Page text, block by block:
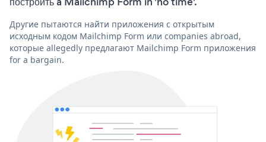
Другие пытаются найти приложения с открытым
исходным кодом Mailchimp Form или companies abroad,
которые allegedly предлагают Mailchimp Form приложения
for a bargain.